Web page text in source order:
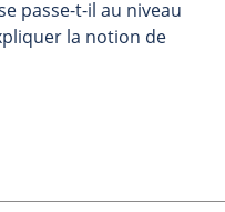
passe-t-il au niveau
la notion de